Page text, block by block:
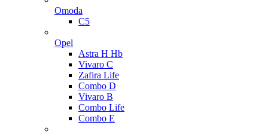
Omoda
C5
Opel
Astra H Hb
Vivaro C
Zafira Life
Combo D
Vivaro B
Combo Life
Combo E